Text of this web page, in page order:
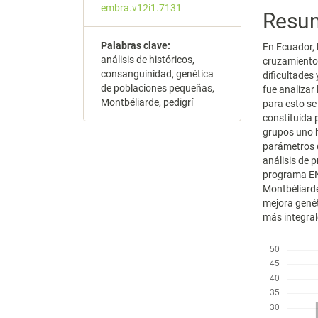
embra.v12i1.7131
Palabras clave:
análisis de históricos,
consanguinidad, genética
de poblaciones pequeñas,
Montbéliarde, pedigrí
En
dificultades
fue analizar
para esto
constituida
grupos uno
parámetros
análisis de
programa
mejora
más